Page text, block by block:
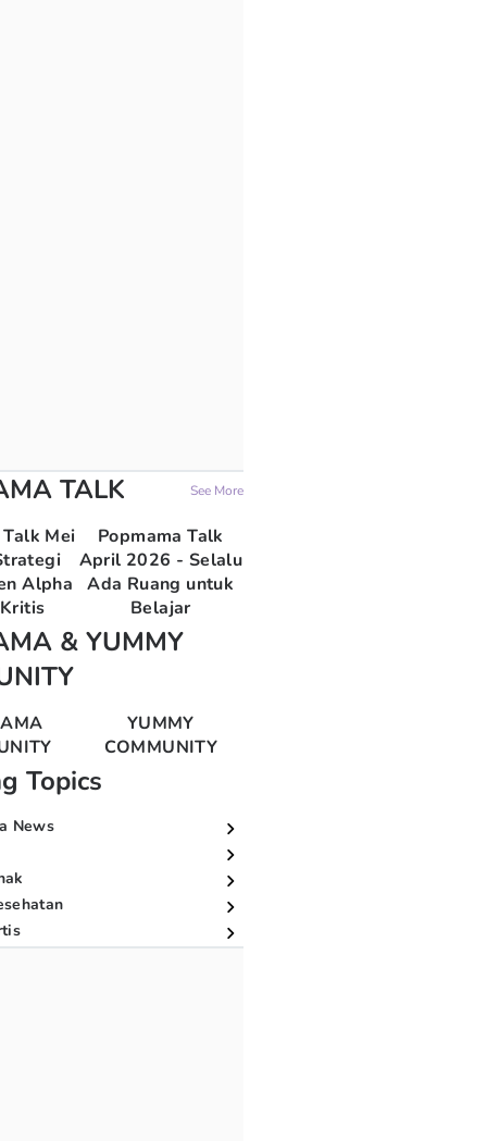
TALK See More
Mei
Alpha
Popmama Talk
April 2026 - Selalu
Ada Ruang untuk
Belajar
& YUMMY
YUMMY
COMMUNITY
Topics
News